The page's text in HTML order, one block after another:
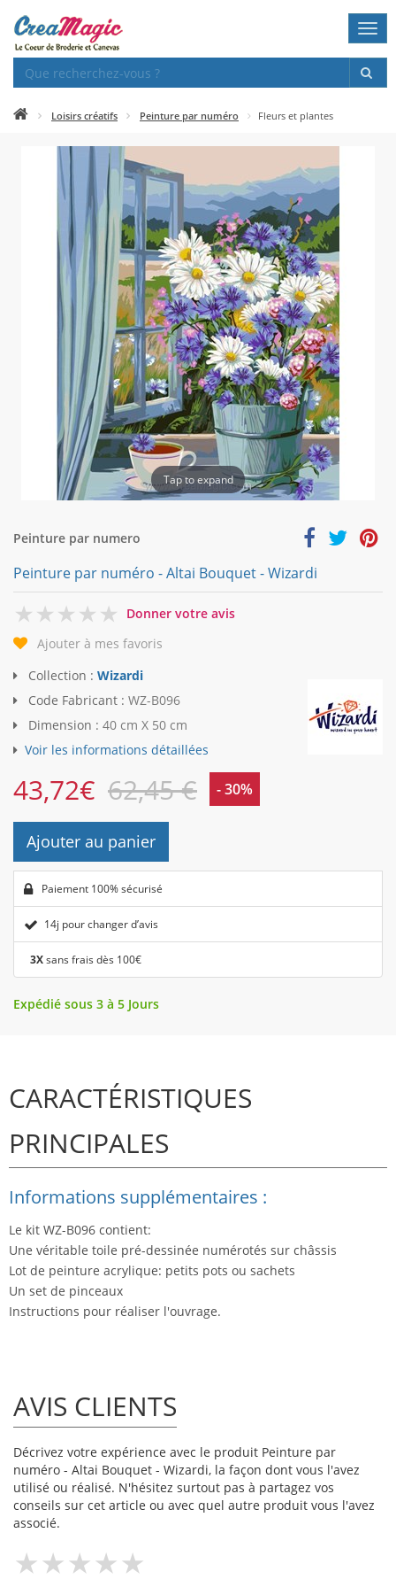
Loisirs créatifs Peinture par numéro Fleurs et plantes
Tap to expand
Peinture par numero
Peinture par numéro - Altai Bouquet - Wizardi
0
Donner votre avis
Ajouter à mes favoris
Collection : Wizardi
Code Fabricant : WZ-B096
Dimension : 40 cm X 50 cm
Voir les informations détaillées
43,72€ 62,45 € - 30%
Ajouter au panier
Paiement 100% sécurisé
14j pour changer d’avis
3Xsans frais dès 100€
Expédié sous 3 à 5 Jours
CARACTÉRISTIQUES
PRINCIPALES
Informations supplémentaires :
Le kit WZ-B096 contient:
Une véritable toile pré-dessinée numérotés sur châssis
Lot de peinture acrylique: petits pots ou sachets
Un set de pinceaux
Instructions pour réaliser l'ouvrage.
AVIS CLIENTS
Décrivez votre expérience avec le produit Peinture par
numéro - Altai Bouquet - Wizardi, la façon dont vous l'avez
utilisé ou réalisé. N'hésitez surtout pas à partagez vos
conseils sur cet article ou avec quel autre produit vous l'avez
associé.